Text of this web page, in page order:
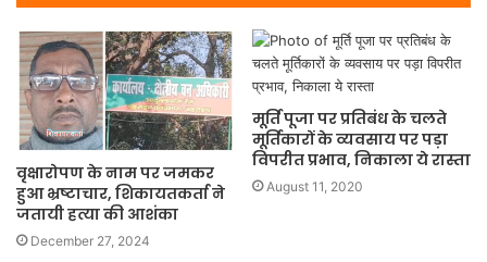
वृक्षारोपण के नाम पर जमकर
हुआ भ्रष्टाचार, शिकायतकर्ता ने
जतायी हत्या की आशंका
December 27, 2024
मूर्ति पूजा पर प्रतिबंध के चलते
मूर्तिकारों के व्यवसाय पर पड़ा
विपरीत प्रभाव, निकाला ये रास्ता
August 11, 2020